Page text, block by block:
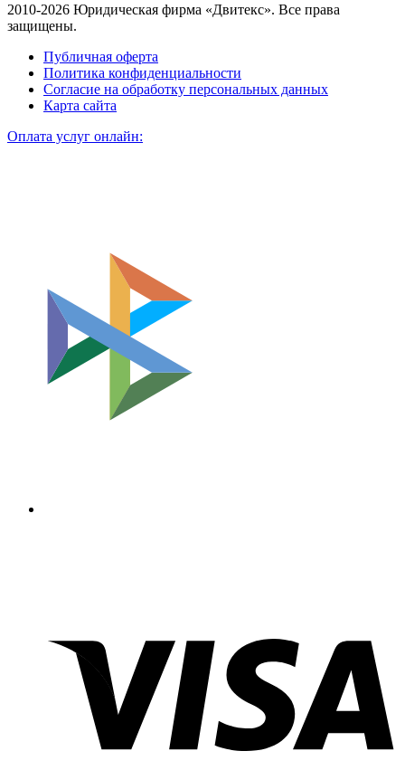
2010-2026 Юридическая фирма «Двитекс». Все права
защищены.
Публичная оферта
Политика конфиденциальности
Согласие на обработку персональных данных
Карта сайта
Оплата услуг онлайн: